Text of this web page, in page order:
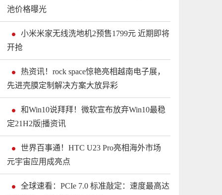
池价格曝光
小米米家无线洗地机2预售1799元 近期即将
开抢
热资讯！rock space惊艳亮相越南电子展，
先进壳膜定制解决方案大放异彩
和Win10说拜拜！微软宣布放弃Win10最稳
定21H2版|播资讯
世界百事通！HTC U23 Pro亮相海外市场
元宇宙应用成亮点
全球速看：PCIe 7.0 标准敲定：速度最高达